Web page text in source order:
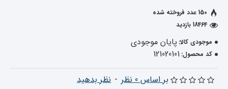
موجودی کالا: پایان موجودی
کد محصول: 121020101
150 عدد فروخته شده
18464 بازدید
بر اساس 0 نظر - نظر بدهید